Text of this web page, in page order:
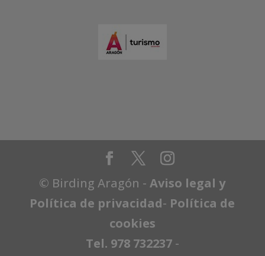
© Birding Aragón -Aviso legal y
Política de privacidad- Política de
cookies
Tel. 978 732237 -